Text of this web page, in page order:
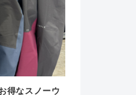
得なスノーウ